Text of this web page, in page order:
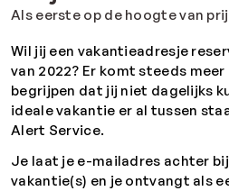
Als eerste op de hoogte van
Wil jij een vakantieadresje
van 2022? Er komt steeds
begrijpen dat jij niet dagelijks
ideale vakantie er al tussen
Alert Service.
Je laat je e-mailadres achter
vakantie(s) en je ontvangt als